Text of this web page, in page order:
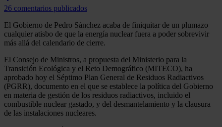
26 comentarios publicados
El Gobierno de Pedro Sánchez acaba de finiquitar de un plumazo
cualquier atisbo de que la energía nuclear fuera a poder sobrevivir
más allá del calendario de cierre.
El Consejo de Ministros, a propuesta del Ministerio para la
Transición Ecológica y el Reto Demográfico (MITECO), ha
aprobado hoy el Séptimo Plan General de Residuos Radiactivos
(PGRR), documento en el que se establece la política del Gobierno
en materia de gestión de los residuos radiactivos, incluido el
combustible nuclear gastado, y del desmantelamiento y la clausura
de las instalaciones nucleares.